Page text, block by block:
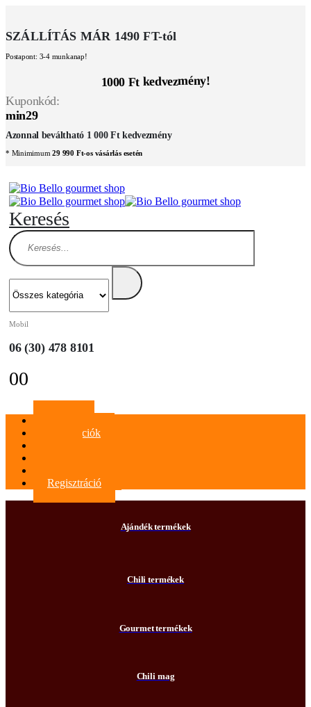
SZÁLLÍTÁS MÁR 1490 FT-tól
Postapont: 3-4 munkanap!
1000 Ft kedvezmény!
Kuponkód:
min29
Azonnal beváltható 1 000 Ft kedvezmény
* Minimimum29 990 Ft-os vásárlás esetén
Keresés
Mobil
06 (30) 478 8101
00
Információk
Regisztráció
Ajándék termékek
Chili termékek
Gourmet termékek
Chili mag